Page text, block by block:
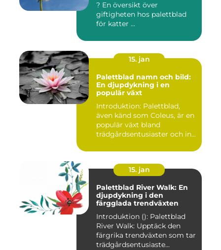
? En översikt över
giftigheten hos palettblad
för katter ...
15. jan
Palettblad namn och bild:
En djupdykning i en
populär växt
Introduktion: Palettblad,
även känd som Coleus, är en
populär växt bland
trädgårdsentusiaster och in...
15. jan
Palettblad River Walk: En
djupdykning i den
färgglada trendväxten
Introduktion (): Palettblad
River Walk: Upptäck den
färgrika trendväxten som tar
trädgårdsentusiaste...